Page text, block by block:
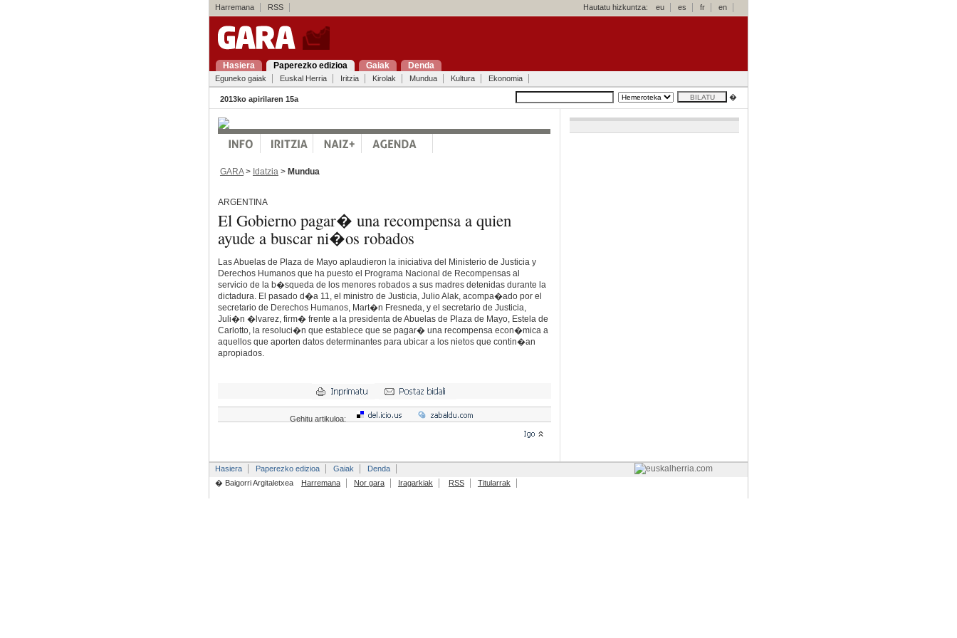
Harremana RSS Hautatu hizkuntza: eu es fr en
Hasiera Paperezko edizioa Gaiak Denda
Eguneko gaiak Euskal Herria Iritzia Kirolak Mundua Kultura Ekonomia
2013ko apirilaren 15a �
GARA> Idatzia > Mundua
ARGENTINA
El Gobierno pagar� una recompensa a quien
ayude a buscar ni�os robados
Las Abuelas de Plaza de Mayo aplaudieron la iniciativa del Ministerio de Justicia y
Derechos Humanos que ha puesto el Programa Nacional de Recompensas al
servicio de la b�squeda de los menores robados a sus madres detenidas durante la
dictadura. El pasado d�a 11, el ministro de Justicia, Julio Alak, acompa�ado por el
secretario de Derechos Humanos, Mart�n Fresneda, y el secretario de Justicia,
Juli�n �lvarez, firm� frente a la presidenta de Abuelas de Plaza de Mayo, Estela de
Carlotto, la resoluci�n que establece que se pagar� una recompensa econ�mica a
aquellos que aporten datos determinantes para ubicar a los nietos que contin�an
apropiados.
Gehitu artikuloa:
Hasiera Paperezko edizioa Gaiak
Denda
� Baigorri Argitaletxea
Harremana Nor gara Iragarkiak RSS Titularrak